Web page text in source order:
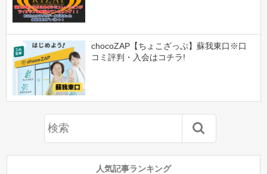
chocoZAP【ちょこざっぷ】蘇我東口※口
コミ評判・入会はコチラ!
人気記事ランキング